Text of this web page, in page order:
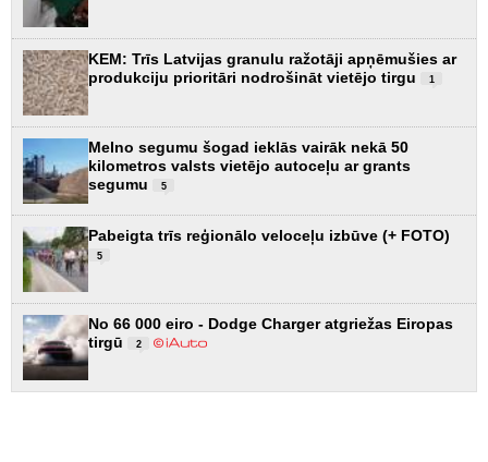
KEM: Trīs Latvijas granulu ražotāji apņēmušies ar
produkciju prioritāri nodrošināt vietējo tirgu
1
Melno segumu šogad ieklās vairāk nekā 50
kilometros valsts vietējo autoceļu ar grants
segumu
5
Pabeigta trīs reģionālo veloceļu izbūve (+ FOTO)
5
No 66 000 eiro - Dodge Charger atgriežas Eiropas
tirgū
2